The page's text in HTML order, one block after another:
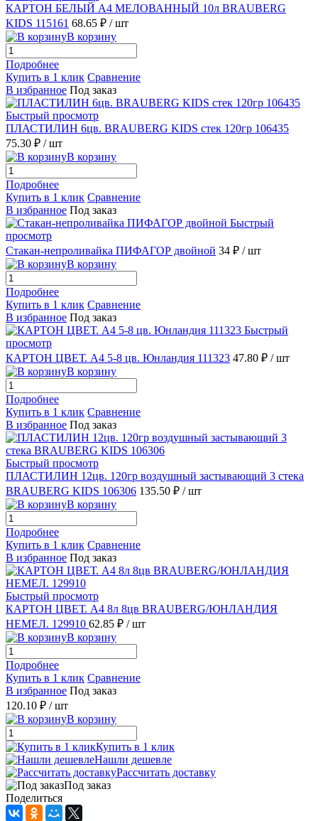
КАРТОН БЕЛЫЙ А4 МЕЛОВАННЫЙ 10л BRAUBERG
KIDS 115161 68.65 ₽ / шт
В корзину
Подробнее
Купить в 1 клик Сравнение
В избранное Под заказ
Быстрый просмотр
ПЛАСТИЛИН 6цв. BRAUBERG KIDS стек 120гр 106435
75.30 ₽ / шт
В корзину
Подробнее
Купить в 1 клик Сравнение
В избранное Под заказ
Быстрый
просмотр
Стакан-непроливайка ПИФАГОР двойной 34 ₽ / шт
В корзину
Подробнее
Купить в 1 клик Сравнение
В избранное Под заказ
Быстрый
просмотр
КАРТОН ЦВЕТ. А4 5-8 цв. Юнландия 111323 47.80 ₽ / шт
В корзину
Подробнее
Купить в 1 клик Сравнение
В избранное Под заказ
Быстрый просмотр
ПЛАСТИЛИН 12цв. 120гр воздушный застывающий 3 стека
BRAUBERG KIDS 106306 135.50 ₽ / шт
В корзину
Подробнее
Купить в 1 клик Сравнение
В избранное Под заказ
Быстрый просмотр
КАРТОН ЦВЕТ. А4 8л 8цв ВRAUBERG/ЮНЛАНДИЯ
НЕМЕЛ. 129910 62.85 ₽ / шт
В корзину
Подробнее
Купить в 1 клик Сравнение
В избранное Под заказ
120.10 ₽ / шт
В корзину
Купить в 1 клик
Нашли дешевле
Рассчитать доставку
Под заказ
Поделиться